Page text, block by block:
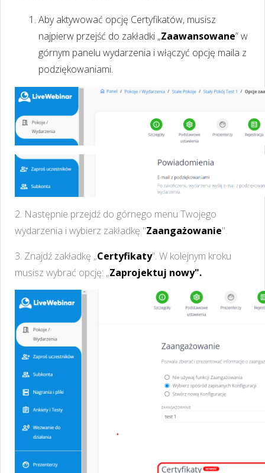
Aby aktywować opcję Certyfikatów, musisz
najpierw przejść do zakładki „Zaawansowane” w
górnym panelu wydarzenia i włączyć opcję maila z
podziękowaniami.
2. Następnie przejdź do górnego menu Twojego
wydarzenia i wybierz zakładkę "Zaangażowanie".
3. Znajdź zakładkę „Certyfikaty”. W kolejnym kroku
musisz wybrać opcję: „Zaprojektuj nowy".